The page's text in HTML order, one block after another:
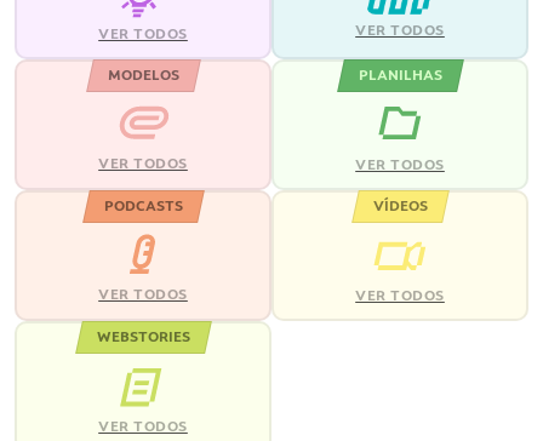
VER TODOS VER TODOS
MODELOS
VER TODOS
PLANILHAS
VER TODOS
PODCASTS
VER TODOS
VÍDEOS
VER TODOS
WEBSTORIES
VER TODOS